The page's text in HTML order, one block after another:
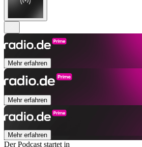
Mehr erfahren
Mehr erfahren
Mehr erfahren
Der Podcast startet in